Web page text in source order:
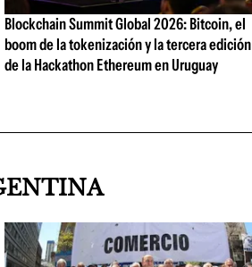
Blockchain Summit Global 2026: Bitcoin, el
boom de la tokenización y la tercera edición
de la Hackathon Ethereum en Uruguay